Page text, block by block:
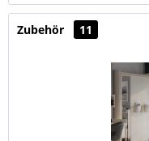
Zubehör 11